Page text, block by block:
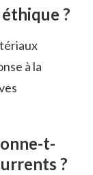
?
à la
t-
?